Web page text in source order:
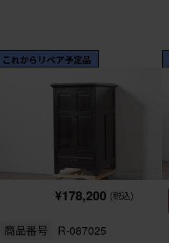
これからリペア予定品
¥178,200 (税込)
商品番号 R-087025